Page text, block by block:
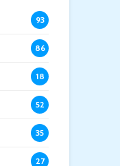
93
86
18
52
35
27